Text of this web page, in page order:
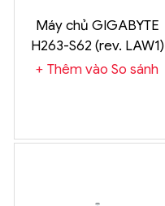
Máy chủ GIGABYTE
H263-S62 (rev. LAW1)
Chính Hãng
Thêm vào So sánh